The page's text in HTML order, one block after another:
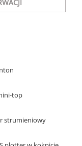
top
strumieniowy